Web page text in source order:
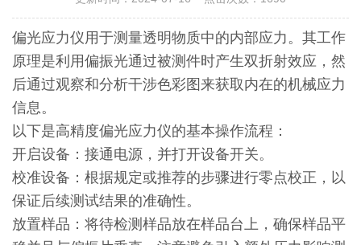
偏光应力仪用于测量透明物质中的内部应力。其工作
原理是利用偏振光通过被测件时产生双折射效应，然
后通过观察和分析干涉色彩图来获取内在的机械应力
信息。
以下是高精度偏光应力仪的基本操作流程：
开启设备：接通电源，并打开设备开关。
校准设备：根据规定或推荐的步骤进行零点校正，以
保证后续测试结果的准确性。
放置样品：将待检测样品放在样品台上，确保样品平